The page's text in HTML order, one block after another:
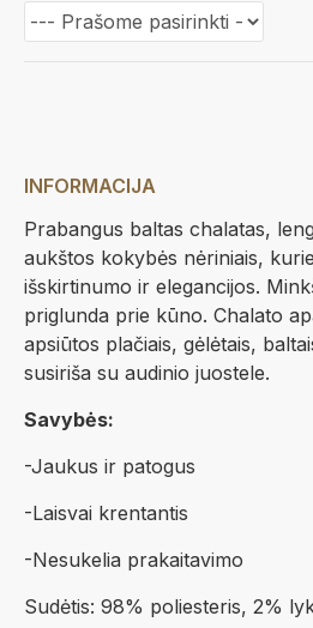
INFORMACIJA
Prabangus baltas chalatas,
aukštos kokybės nėriniais,
išskirtinumo ir elegancijos.
priglunda prie kūno. Chalato
apsiūtos plačiais, gėlėtais,
susiriša su audinio juostele.
Savybės:
-Jaukus ir patogus
-Laisvai krentantis
-Nesukelia prakaitavimo
Sudėtis: 98% poliesteris, 2%